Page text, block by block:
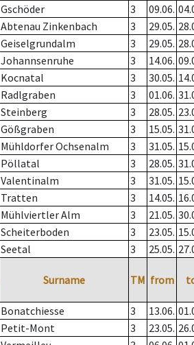
Gschöder 3 09.06.
Abtenau Zinkenbach 3 29.05.
Geiselgrundalm 3 29.05.
Johannsenruhe 3 14.06.
Kocnatal 3 30.05.
Radlgraben 3 01.06.
Steinberg 3 28.05.
Gößgraben 3 15.05.
Mühldorfer Ochsenalm 3 31.05.
Pöllatal 3 28.05.
Valentinalm 3 31.05.
Tratten 3 14.05.
Mühlviertler Alm 3 21.05.
Scheiterboden 3 23.05.
Seetal 3 25.05.
Surname TM from
Bonatchiesse 3 13.06.
Petit-Mont 3 23.05.